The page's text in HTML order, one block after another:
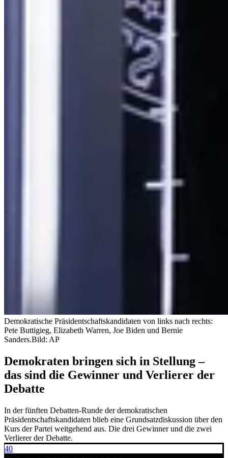
Demokratische Präsidentschaftskandidaten von links nach rechts:
Pete Buttigieg, Elizabeth Warren, Joe Biden und Bernie
Sanders.Bild: AP
Demokraten bringen sich in Stellung –
das sind die Gewinner und Verlierer der
Debatte
In der fünften Debatten-Runde der demokratischen
Präsidentschaftskandidaten blieb eine Grundsatzdiskussion über den
Kurs der Partei weitgehend aus. Die drei Gewinner und die zwei
Verlierer der Debatte.
40